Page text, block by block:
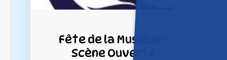
Fête de la Musique -
Scène Ouverte